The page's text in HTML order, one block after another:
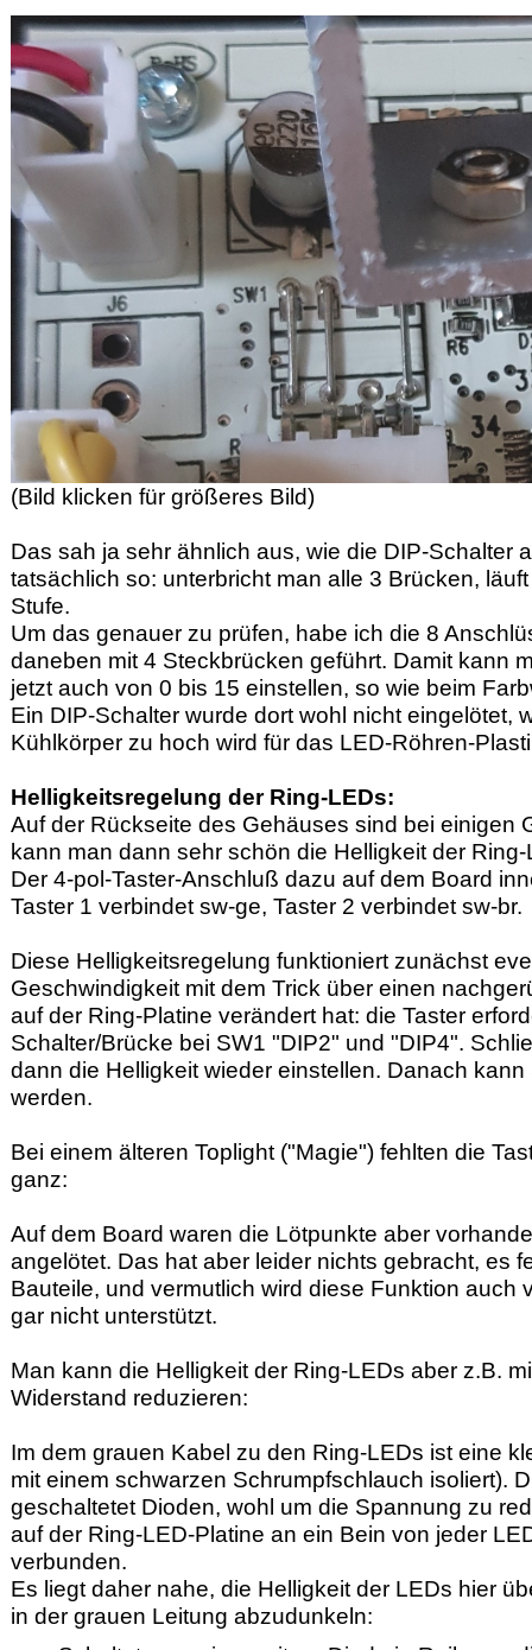
(Bild klicken für größeres Bild)
Das sah ja sehr ähnlich aus, wie die DIP-Schalter
tatsächlich so: unterbricht man alle 3 Brücken,
Stufe.
Um das genauer zu prüfen, habe ich die 8
daneben mit 4 Steckbrücken geführt. Damit kann
jetzt auch von 0 bis 15 einstellen, so wie beim
Ein DIP-Schalter wurde dort wohl nicht eingelötet,
Kühlkörper zu hoch wird für das LED-Röhren-
Helligkeitsregelung der Ring-LEDs:
Auf der Rückseite des Gehäuses sind bei einigen
kann man dann sehr schön die Helligkeit der
Der 4-pol-Taster-Anschluß dazu auf dem Board
Taster 1 verbindet sw-ge, Taster 2 verbindet sw-br.
Diese Helligkeitsregelung funktioniert zunächst
Geschwindigkeit mit dem Trick über einen
auf der Ring-Platine verändert hat: die Taster
Schalter/Brücke bei SW1 "DIP2" und "DIP4".
dann die Helligkeit wieder einstellen. Danach
werden.
Bei einem älteren Toplight ("Magie") fehlten die
ganz:
Auf dem Board waren die Lötpunkte aber
angelötet. Das hat aber leider nichts gebracht, es
Bauteile, und vermutlich wird diese Funktion auch
gar nicht unterstützt.
Man kann die Helligkeit der Ring-LEDs aber z.B.
Widerstand reduzieren:
Im dem grauen Kabel zu den Ring-LEDs ist eine
mit einem schwarzen Schrumpfschlauch isoliert).
geschaltetet Dioden, wohl um die Spannung zu
auf der Ring-LED-Platine an ein Bein von jeder
verbunden.
Es liegt daher nahe, die Helligkeit der LEDs hier
in der grauen Leitung abzudunkeln: